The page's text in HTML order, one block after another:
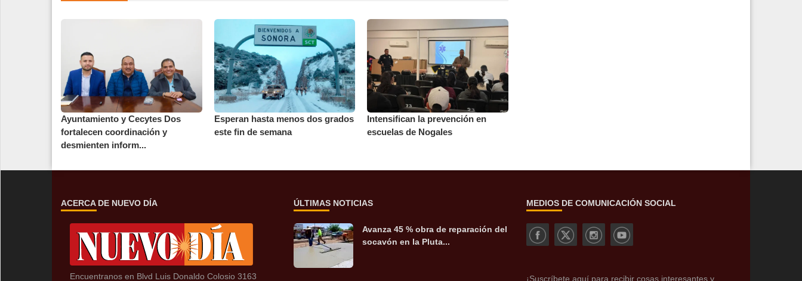
Ayuntamiento y Cecytes Dos
fortalecen coordinación y
desmienten inform...
Esperan hasta menos dos grados
este fin de semana
Intensifican la prevención en
escuelas de Nogales
ACERCA DE NUEVO DÍA
Encuentranos en Blvd Luis Donaldo Colosio 3163
ÚLTIMAS NOTICIAS
Avanza 45 % obra de reparación del
socavón en la Pluta...
MEDIOS DE COMUNICACIÓN SOCIAL
¡Suscríbete aquí para recibir cosas interesantes y